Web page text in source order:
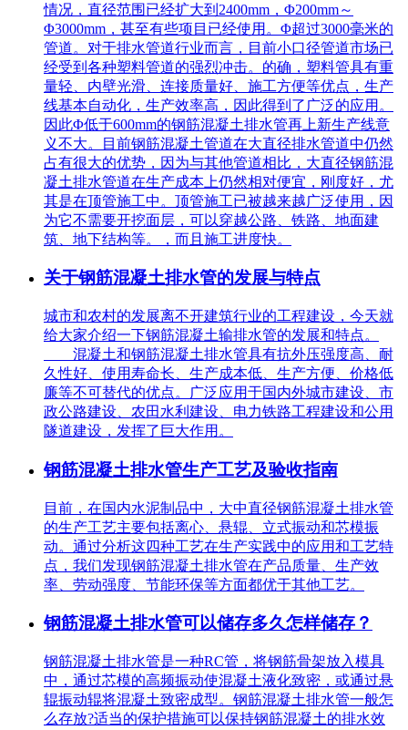
情况，直径范围已经扩大到2400mm，Φ200mm～
Φ3000mm，甚至有些项目已经使用。Φ超过3000毫米的
管道。对于排水管道行业而言，目前小口径管道市场已
经受到各种塑料管道的强烈冲击。的确，塑料管具有重
量轻、内壁光滑、连接质量好、施工方便等优点，生产
线基本自动化，生产效率高，因此得到了广泛的应用。
因此Φ低于600mm的钢筋混凝土排水管再上新生产线意
义不大。目前钢筋混凝土管道在大直径排水管道中仍然
占有很大的优势，因为与其他管道相比，大直径钢筋混
凝土排水管道在生产成本上仍然相对便宜，刚度好，尤
其是在顶管施工中。顶管施工已被越来越广泛使用，因
为它不需要开挖面层，可以穿越公路、铁路、地面建
筑、地下结构等。，而且施工进度快。
关于钢筋混凝土排水管的发展与特点
城市和农村的发展离不开建筑行业的工程建设，今天就
给大家介绍一下钢筋混凝土输排水管的发展和特点。
混凝土和钢筋混凝土排水管具有抗外压强度高、耐
久性好、使用寿命长、生产成本低、生产方便、价格低
廉等不可替代的优点。广泛应用于国内外城市建设、市
政公路建设、农田水利建设、电力铁路工程建设和公用
隧道建设，发挥了巨大作用。
钢筋混凝土排水管生产工艺及验收指南
目前，在国内水泥制品中，大中直径钢筋混凝土排水管
的生产工艺主要包括离心、悬辊、立式振动和芯模振
动。通过分析这四种工艺在生产实践中的应用和工艺特
点，我们发现钢筋混凝土排水管在产品质量、生产效
率、劳动强度、节能环保等方面都优于其他工艺。
钢筋混凝土排水管可以储存多久怎样储存？
钢筋混凝土排水管是一种RC管，将钢筋骨架放入模具
中，通过芯模的高频振动使混凝土液化致密，或通过悬
辊振动辊将混凝土致密成型。钢筋混凝土排水管一般怎
么存放?适当的保护措施可以保持钢筋混凝土的排水效